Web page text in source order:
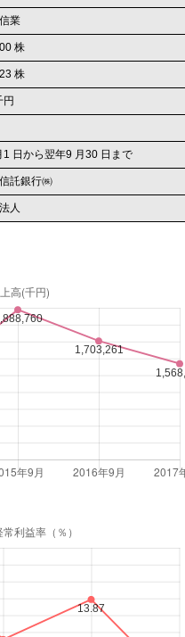
業
株
株
円
1 日から翌年9 月30 日まで
託銀行㈱
人